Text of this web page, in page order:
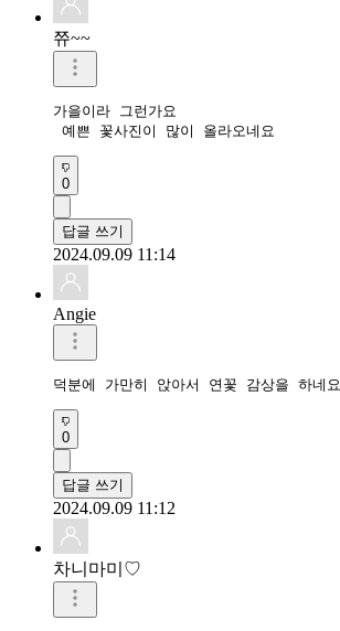
쮸~~
가을이라 그런가요
예쁜 꽃사진이 많이 올라오네요
0
답글 쓰기
2024.09.09 11:14
Angie
덕분에 가만히 앉아서 연꽃 감상을 하네요
0
답글 쓰기
2024.09.09 11:12
차니마미♡